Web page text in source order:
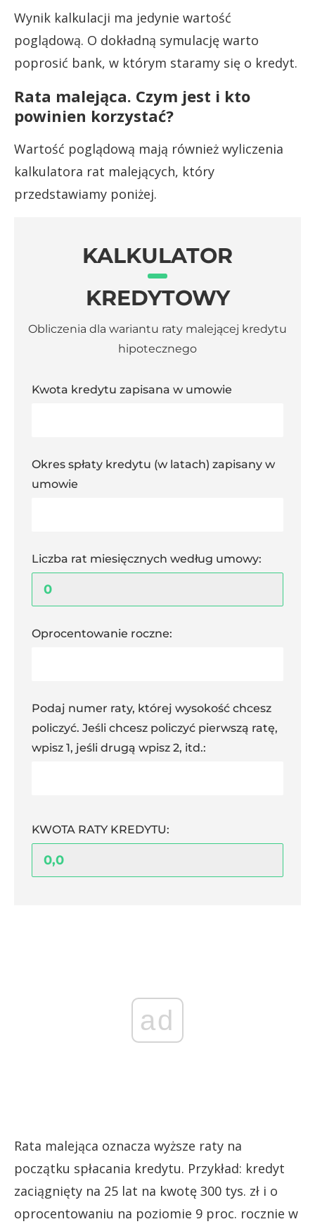
Wynik kalkulacji ma jedynie wartość
poglądową. O dokładną symulację warto
poprosić bank, w którym staramy się o kredyt.
Rata malejąca. Czym jest i kto
powinien korzystać?
Wartość poglądową mają również wyliczenia
kalkulatora rat malejących, który
przedstawiamy poniżej.
KALKULATOR
KREDYTOWY
Obliczenia dla wariantu raty malejącej kredytu
hipotecznego
Kwota kredytu zapisana w umowie
Okres spłaty kredytu (w latach) zapisany w
umowie
Liczba rat miesięcznych według umowy:
Oprocentowanie roczne:
Podaj numer raty, której wysokość chcesz
policzyć. Jeśli chcesz policzyć pierwszą ratę,
wpisz 1, jeśli drugą wpisz 2, itd.:
KWOTA RATY KREDYTU:
ad
Rata malejąca oznacza wyższe raty na
początku spłacania kredytu. Przykład: kredyt
zaciągnięty na 25 lat na kwotę 300 tys. zł i o
oprocentowaniu na poziomie 9 proc. rocznie w